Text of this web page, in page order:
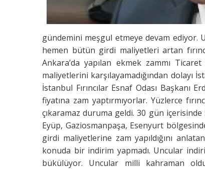
gündemini meşgul etmeye devam ediyor.
hemen bütün girdi maliyetleri artan
Ankara’da yapılan ekmek zammı
maliyetlerini karşılayamadığından dolayı
İstanbul Fırıncılar Esnaf Odası Başkanı
fiyatına zam yaptırmıyorlar. Yüzlerce
çıkaramaz duruma geldi. 30 gün
Eyüp, Gaziosmanpaşa, Esenyurt
girdi maliyetlerine zam yapıldığını
konuda bir indirim yapmadı. Uncular
bükülüyor. Uncular milli kahraman